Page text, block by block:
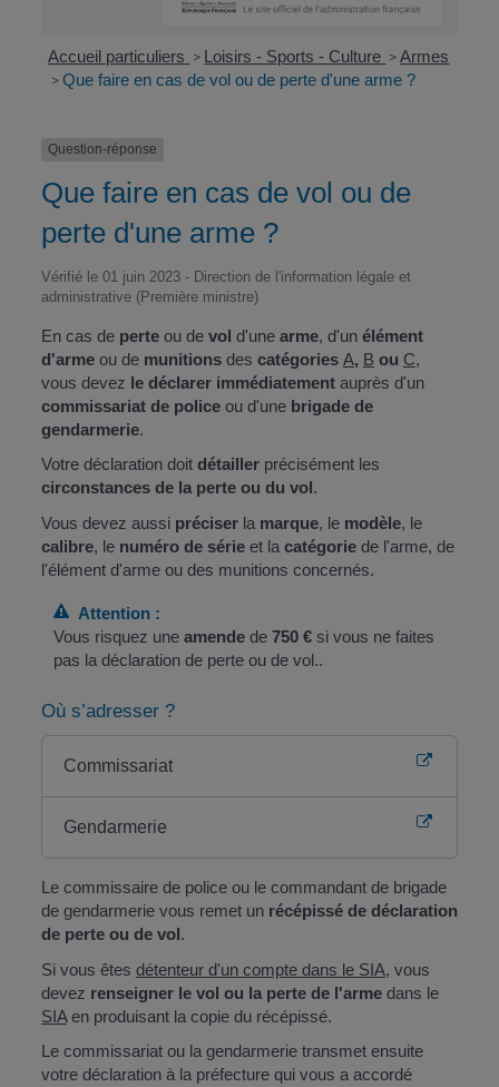
Accueil particuliers > Loisirs - Sports - Culture > Armes
> Que faire en cas de vol ou de perte d'une arme ?
Question-réponse
Que faire en cas de vol ou de
perte d'une arme ?
Vérifié le 01 juin 2023 - Direction de l'information légale et
administrative (Première ministre)
En cas de perteou de vol d'une arme, d'un élément
d'armeou de munitionsdes catégories A, B ou C,
vous devez le déclarer immédiatementauprès d'un
commissariat de policeou d'une brigade de
gendarmerie.
Votre déclaration doit détaillerprécisément les
circonstances de la perte ou du vol.
Vous devez aussi préciserla marque, le modèle, le
calibre, le numéro de sérieet la catégoriede l'arme, de
l'élément d'arme ou des munitions concernés.
Attention :
Vous risquez une amende de 750 € si vous ne faites
pas la déclaration de perte ou de vol..
Où s’adresser ?
Commissariat
Gendarmerie
Le commissaire de police ou le commandant de brigade
de gendarmerie vous remet un récépissé de déclaration
de perte ou de vol.
Si vous êtes détenteur d'un compte dans le SIA, vous
devez renseigner le vol ou la perte de l'armedans le
SIAen produisant la copie du récépissé.
Le commissariat ou la gendarmerie transmet ensuite
votre déclaration à la préfecture qui vous a accordé